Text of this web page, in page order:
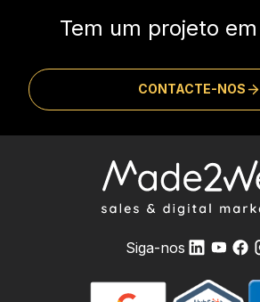
Siga-nos
Tem um projeto
CONTACTE-NOS